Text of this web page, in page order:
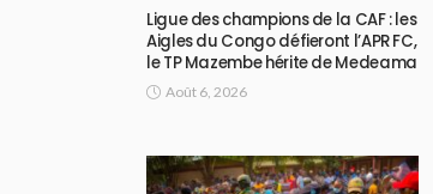
Ligue des champions de la CAF : les
Aigles du Congo défieront l’APR FC,
le TP Mazembe hérite de Medeama
Août 6, 2026